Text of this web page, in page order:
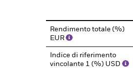
Rendimento totale (%)
EUR
Indice di riferimento
vincolante 1 (%) USD